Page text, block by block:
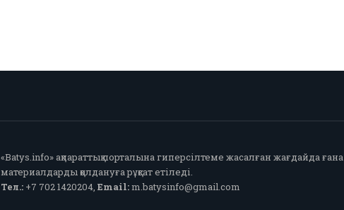
«Batys.info» ақпараттық порталына гиперсілтеме жасалған жағдайда ғана
материалдарды қолдануға рұқсат етіледі.
Тел.:+7 702 1420204, Email:m.batysinfo@gmail.com